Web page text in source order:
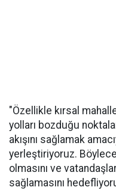
"Özellikle kırsal
yolları bozduğu
akışını sağlamak
yerleştiriyoruz. Böylece
olmasını ve
sağlamasını